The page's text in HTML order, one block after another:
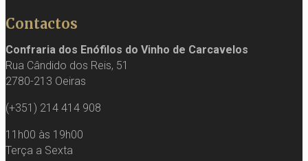
Contactos
Confraria dos Enófilos do Vinho de Carcavelos
Rua Cândido dos Reis, 51
2780-213 Oeiras
(+351) 214 414 908
11h00 às 19h00
Terça a Sexta